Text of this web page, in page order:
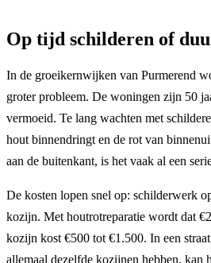
Op tijd schilderen of
In de groeikernwijken van Purmerend
groter probleem. De woningen zijn 50
vermoeid. Te lang wachten met
hout binnendringt en de rot van
aan de buitenkant, is het vaak al een
De kosten lopen snel op: schilderwerk
kozijn. Met houtrotreparatie wordt dat
kozijn kost €500 tot €1.500. In een
allemaal dezelfde kozijnen hebben, kan